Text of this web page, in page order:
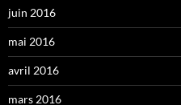
juin 2016
mai 2016
avril 2016
mars 2016